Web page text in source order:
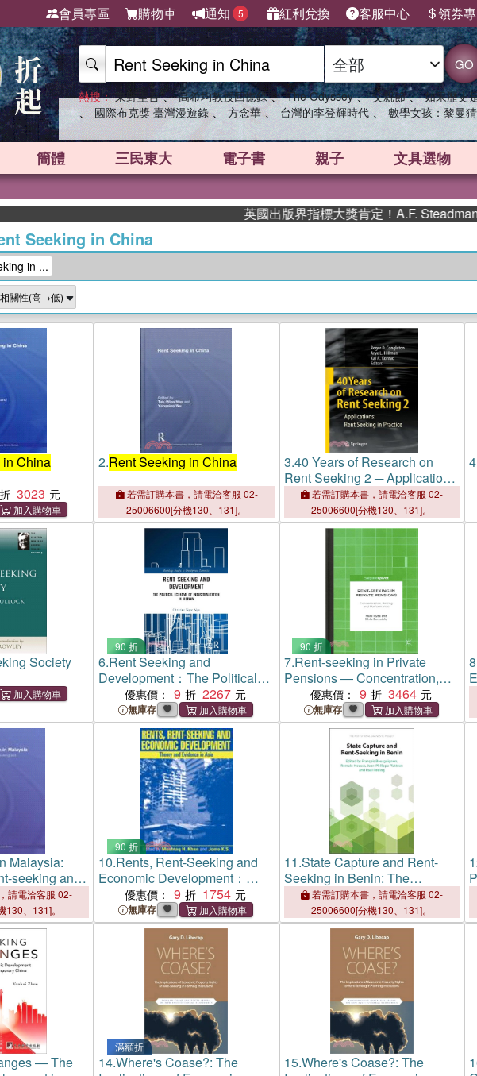
會員專區 購物車 通知 5 紅利兌換 客服中心 領券
GO
熱搜： 東野圭吾 、 高希均教授回憶錄 、 The Odyssey 、 父親節 、 如果歷史
、 國際布克獎 臺灣漫遊錄 、 方念華 、 台灣的李登輝時代 、 數學女孩：黎曼
簡體 三民東大 電子書 親子 文具選物
英國出版界指標大獎肯定！A.F. Steadman 獲年度
Seeking in China
in ...
China
3023
2.Rent Seeking in China
若需訂購本書，請電洽客服 02-
25006600[分機130、131]。
3.40 Years of Research on
Rent Seeking 2 ─ Applications:
Rent Seeking in Practice
若需訂購本書，請電洽客服 02-
25006600[分機130、131]。
Society
90 折
6.Rent Seeking and
Development：The Political
Economy of Industrialization in
Vietnam.
優惠價： 9 2267
無庫存
90 折
7.Rent-seeking in Private
Pensions ― Concentration,
Pricing and Performance
優惠價： 9 3464
無庫存
Malaysia:
seeking and
請電洽客服 02-
、131]。
90 折
10.Rents, Rent-Seeking and
Economic Development：
Theory and Evidence in Asia
優惠價： 9 1754
無庫存
11.State Capture and Rent-
Seeking in Benin: The
Institutional Diagnostic Project
若需訂購本書，請電洽客服 02-
25006600[分機130、131]。
― The
滿額折
14.Where's Coase?: The
15.Where's Coase?: The